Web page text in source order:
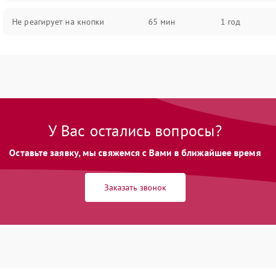
Не реагирует на кнопки 65 мин 1 год
У Вас остались вопросы?
Оставьте заявку, мы свяжемся с Вами в ближайшее время
Заказать звонок